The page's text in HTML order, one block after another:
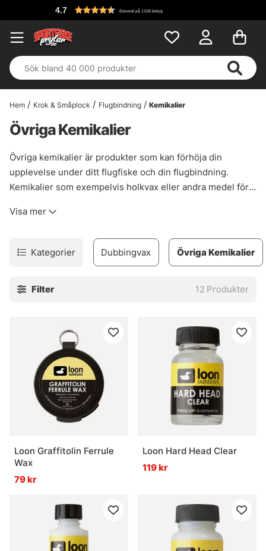
Baserat på 1158 betyg
Hem Krok & Småplock Flugbindning Kemikalier
Övriga Kemikalier
Övriga kemikalier är produkter som kan förhöja din
upplevelse under ditt flugfiske och din flugbindning.
Kemikalier som exempelvis holkvax eller andra medel för
blir lyckad med både mindre trassel och fler fångade
Visa mer
Kategorier Dubbingvax Övriga Kemikalier
Filter 12 Produkter
Loon Graffitolin Ferrule
Wax
79 kr
Loon Hard Head Clear
119 kr